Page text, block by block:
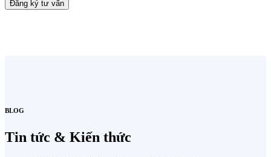
BLOG
Tin tức & Kiến thức